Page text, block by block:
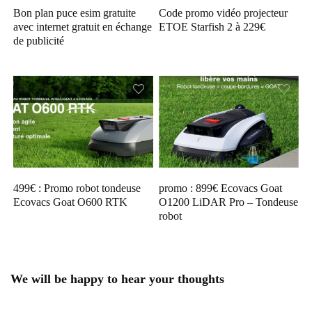
Bon plan puce esim gratuite
avec internet gratuit en échange
de publicité
Code promo vidéo projecteur
ETOE Starfish 2 à 229€
499€ : Promo robot tondeuse
Ecovacs Goat O600 RTK
promo : 899€ Ecovacs Goat
O1200 LiDAR Pro – Tondeuse
robot
We will be happy to hear your thoughts